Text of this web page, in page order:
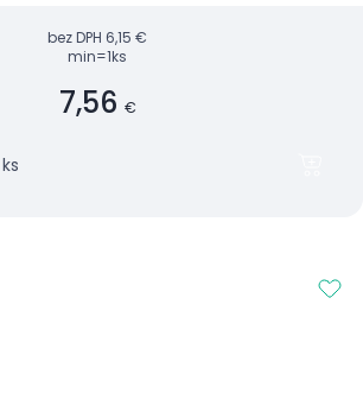
bez DPH 6,15 €
min=1ks
7,56 €
ks